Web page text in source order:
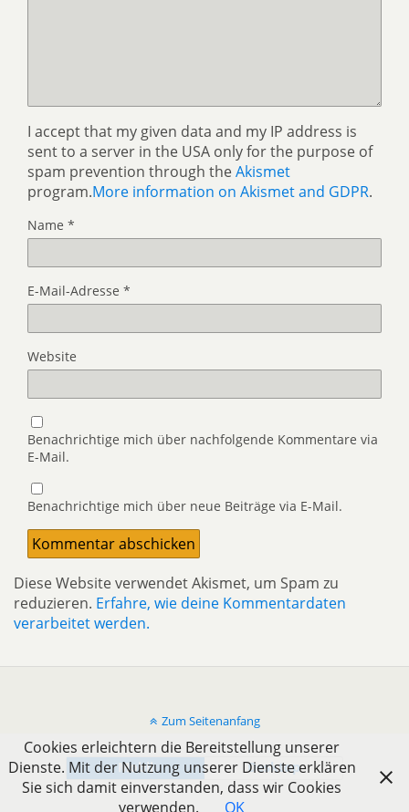
I accept that my given data and my IP address is
sent to a server in the USA only for the purpose of
spam prevention through theAkismet
program.More information on Akismet and GDPR.
Name *
E-Mail-Adresse *
Website
Benachrichtige mich über nachfolgende Kommentare via
E-Mail.
Benachrichtige mich über neue Beiträge via E-Mail.
Diese Website verwendet Akismet, um Spam zu
reduzieren. Erfahre, wie deine Kommentardaten
verarbeitet werden.
Zum Seitenanfang
Mobil Desktop
Cookies erleichtern die Bereitstellung unserer
Dienste. Mit der Nutzung unserer Dienste erklären
Sie sich damit einverstanden, dass wir Cookies
verwenden.
OK